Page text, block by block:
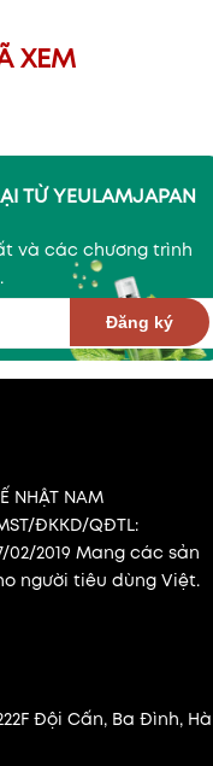
XEM
TỪ YEULAMJAPAN
và các chương trình
Đăng ký
NHẬT NAM
ĐKKD/QĐTL:
02/2019 Mang các sản
người tiêu dùng Việt.
Đội Cấn, Ba Đình, Hà